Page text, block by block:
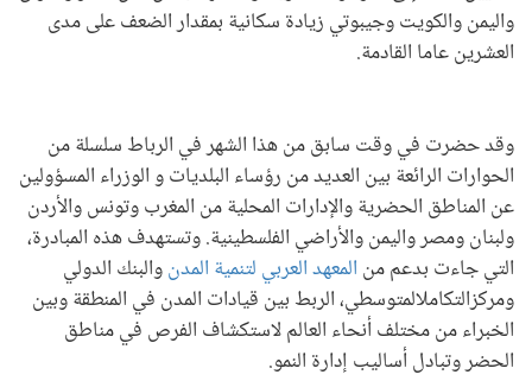
واليمن والكويت وجيبوتي زيادة سكانية بمقدار الضعف على مدى
العشرين عاما القادمة.
وقد حضرت في وقت سابق من هذا الشهر في الرباط سلسلة من
الحوارات الرائعة بين العديد من رؤساء البلديات و الوزراء المسؤولين
عن المناطق الحضرية والإدارات المحلية من المغرب وتونس والأردن
ولبنان ومصر واليمن والأراضي الفلسطينية. وتستهدف هذه المبادرة،
التي جاءت بدعم من المعهد العربي لتنمية المدنوالبنك الدولي
ومركزالتكاملالمتوسطي، الربط بين قيادات المدن في المنطقة وبين
الخبراء من مختلف أنحاء العالم لاستكشاف الفرص في مناطق
الحضر وتبادل أساليب إدارة النمو.